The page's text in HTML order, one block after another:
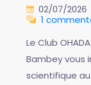
02/07/2026
1
Le Club
Bambey vous
scientifique